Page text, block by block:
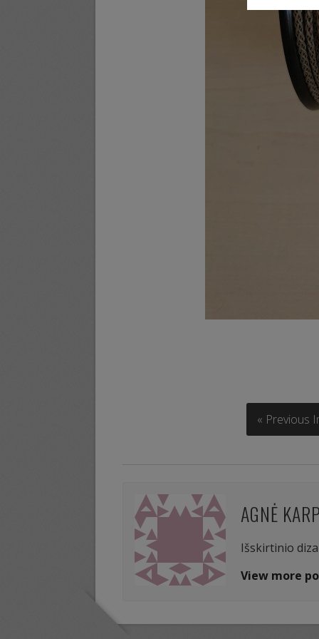
« Previous
AGNĖ
Išskirtinio
View more